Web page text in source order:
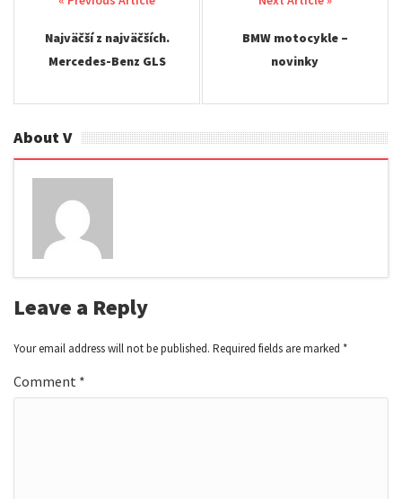
navigation
Najväčší z najväčších.
Mercedes-Benz GLS
BMW motocykle –
novinky
About V
Leave a Reply
Your email address will not be published. Required fields are marked *
Comment *